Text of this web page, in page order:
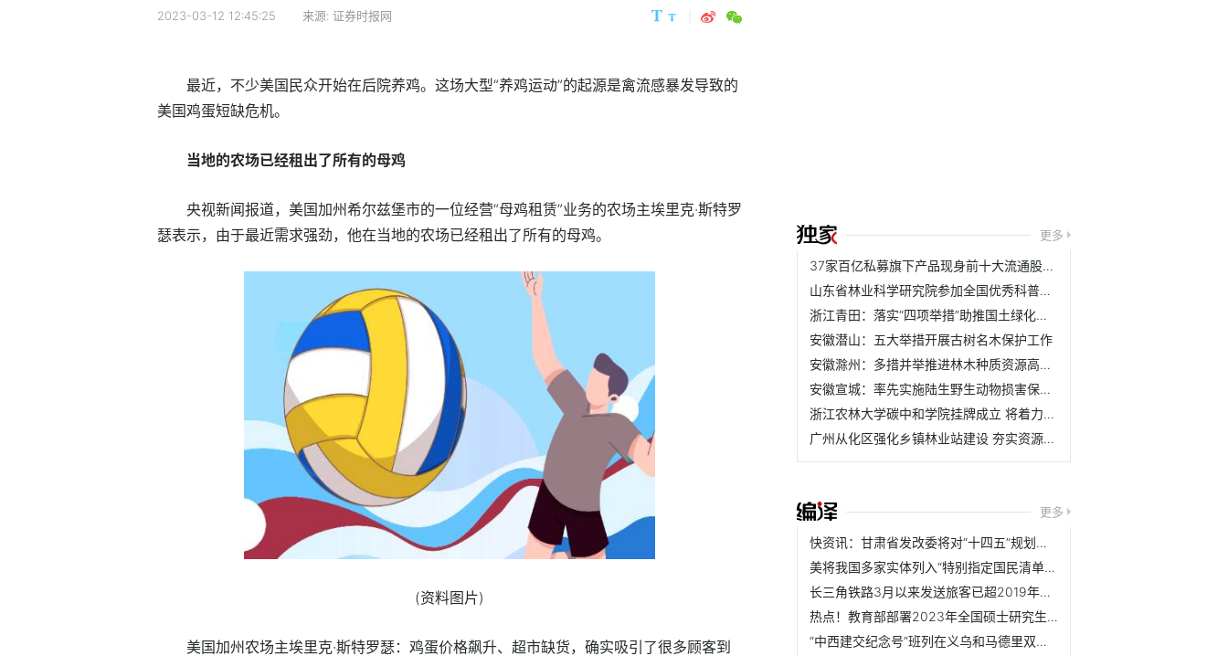
2023-03-12 12:45:25 来源: 证券时报网
最近，不少美国民众开始在后院养鸡。这场大型“养鸡运动”的起源是禽流感暴发导致的
美国鸡蛋短缺危机。
当地的农场已经租出了所有的母鸡
央视新闻报道，美国加州希尔兹堡市的一位经营“母鸡租赁”业务的农场主埃里克·斯特罗
瑟表示，由于最近需求强劲，他在当地的农场已经租出了所有的母鸡。
(资料图片)
美国加州农场主埃里克·斯特罗瑟：鸡蛋价格飙升、超市缺货，确实吸引了很多顾客到
更多
37家百亿私募旗下产品现身前十大流通股名单
山东省林业科学研究院参加全国优秀科普作品评选活动
浙江青田：落实“四项举措”助推国土绿化取得新成效
安徽潜山：五大举措开展古树名木保护工作
安徽滁州：多措并举推进林木种质资源高质量发展
安徽宣城：率先实施陆生野生动物损害保险理赔机制
浙江农林大学碳中和学院挂牌成立 将着力培养具有碳中和与农...
广州从化区强化乡镇林业站建设 夯实资源管护基层基础
更多
快资讯：甘肃省发改委将对“十四五”规划实施情况进行中期评估
美将我国多家实体列入“特别指定国民清单”，中方对此坚决反...
长三角铁路3月以来发送旅客已超2019年同期，春季旅游热度持续...
热点！教育部部署2023年全国硕士研究生招生复试录取工作
“中西建交纪念号”班列在义乌和马德里双向对开